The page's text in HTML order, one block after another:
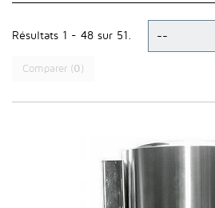
Résultats 1 - 48 sur 51.
Comparer (0)